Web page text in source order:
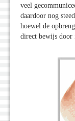
veel
daardoor nog
hoewel de
direct bewijs door